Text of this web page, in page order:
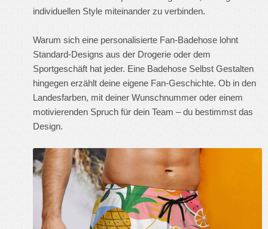
individuellen Style miteinander zu verbinden.
Warum sich eine personalisierte Fan-Badehose lohnt
Standard-Designs aus der Drogerie oder dem
Sportgeschäft hat jeder. Eine Badehose Selbst Gestalten
hingegen erzählt deine eigene Fan-Geschichte. Ob in den
Landesfarben, mit deiner Wunschnummer oder einem
motivierenden Spruch für dein Team – du bestimmst das
Design.